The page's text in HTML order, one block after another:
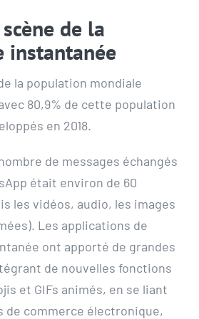
scène de la
instantanée
la population mondiale
80,9% de cette population
en 2018.
de messages échangés
était environ de 60
les vidéos, audio, les images
Les applications de
ont apporté de grandes
de nouvelles fonctions
et GIFs animés, en se liant
de commerce électronique,